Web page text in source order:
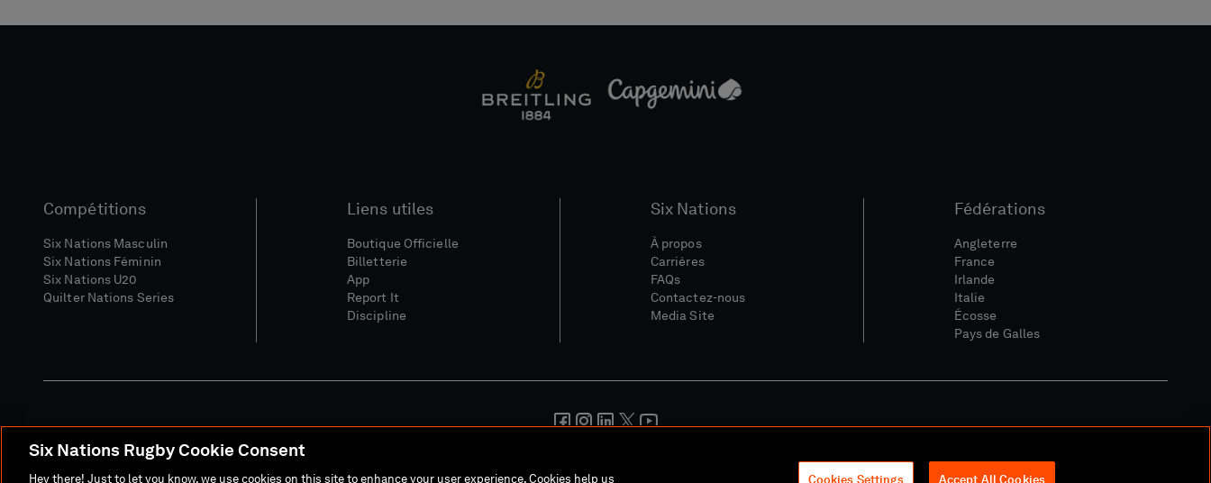
Compétitions
Six Nations Masculin
Six Nations Féminin
Six Nations U20
Quilter Nations Series
Liens utiles
Boutique Officielle
Billetterie
App
Report It
Discipline
Six Nations
À propos
Carrières
FAQs
Contactez-nous
Media Site
Fédérations
Angleterre
France
Irlande
Italie
Écosse
Pays de Galles
Politique Sociale Et Numérique
Six Nations Rugby Cookie Consent
Hey there! Just to let you know, we use cookies on this site to enhance your user experience. Cookies help us Cookies Settings Accept All Cookies